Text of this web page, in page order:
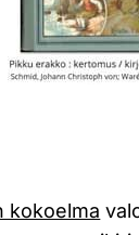
kokoelma